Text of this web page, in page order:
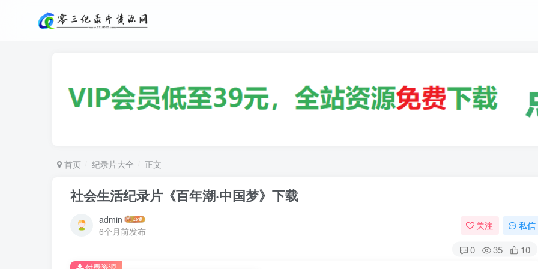
首页 纪录片大全 正文
社会生活纪录片《百年潮·中国梦》下载
admin
6个月前发布
关注 私信
0 35 10